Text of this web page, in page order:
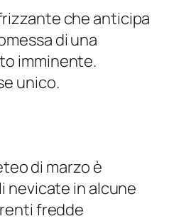
che anticipa
di una
imminente.
unico.
di marzo è
nevicate in alcune
fredde